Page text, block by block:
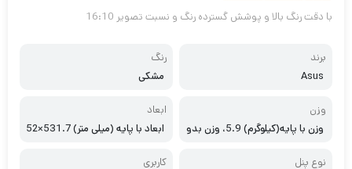
با دقت رنگ بالا و پوشش گسترده رنگ و نسبت تصویر 16:10
برند
Asus
رنگ
مشکی
وزن
وزن با پایه(کیلوگرم) 5.9، وزن بدو
ابعاد
ابعاد با پایه (میلی متر) 531.7×52
ی متر) 531.7x 350.2×44.1
نوع پنل
کاربری